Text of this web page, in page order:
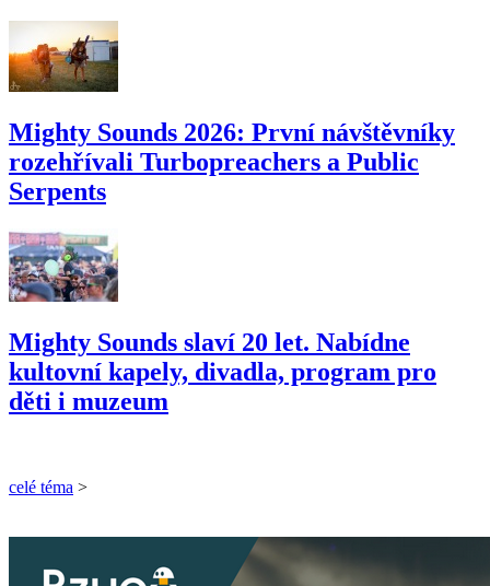
Mighty Sounds 2026: První návštěvníky
rozehřívali Turbopreachers a Public
Serpents
Mighty Sounds slaví 20 let. Nabídne
kultovní kapely, divadla, program pro
děti i muzeum
celé téma >